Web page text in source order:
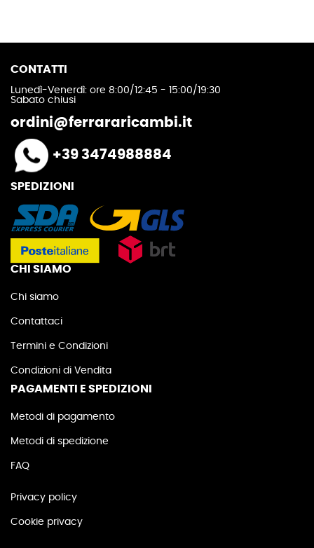
CONTATTI
Lunedì-Venerdì: ore 8:00/12:45 - 15:00/19:30
Sabato chiusi
ordini@ferrararicambi.it
+39 3474988884
SPEDIZIONI
CHI SIAMO
Chi siamo
Contattaci
Termini e Condizioni
Condizioni di Vendita
PAGAMENTI E SPEDIZIONI
Metodi di pagamento
Metodi di spedizione
FAQ
Privacy policy
Cookie privacy